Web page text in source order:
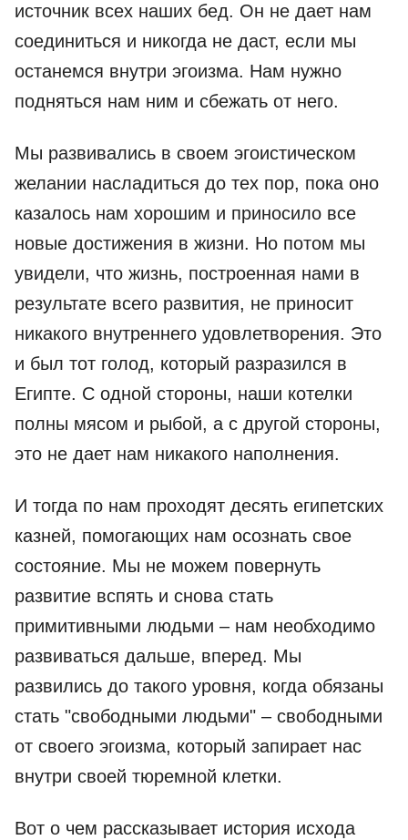
источник всех наших бед. Он не дает нам
соединиться и никогда не даст, если мы
останемся внутри эгоизма. Нам нужно
подняться нам ним и сбежать от него.
Мы развивались в своем эгоистическом
желании насладиться до тех пор, пока оно
казалось нам хорошим и приносило все
новые достижения в жизни. Но потом мы
увидели, что жизнь, построенная нами в
результате всего развития, не приносит
никакого внутреннего удовлетворения. Это
и был тот голод, который разразился в
Египте. С одной стороны, наши котелки
полны мясом и рыбой, а с другой стороны,
это не дает нам никакого наполнения.
И тогда по нам проходят десять египетских
казней, помогающих нам осознать свое
состояние. Мы не можем повернуть
развитие вспять и снова стать
примитивными людьми – нам необходимо
развиваться дальше, вперед. Мы
развились до такого уровня, когда обязаны
стать "свободными людьми" – свободными
от своего эгоизма, который запирает нас
внутри своей тюремной клетки.
Вот о чем рассказывает история исхода